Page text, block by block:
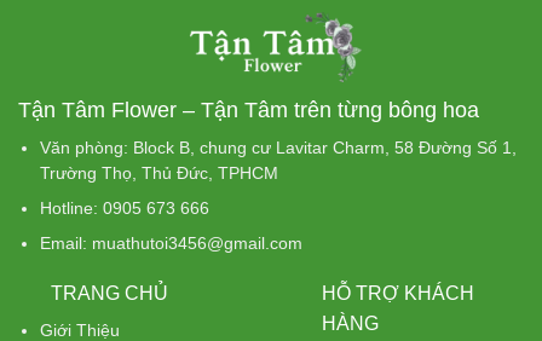
Tận Tâm Flower – Tận Tâm trên từng bông hoa
Văn phòng: Block B, chung cư Lavitar Charm, 58 Đường Số 1,
Trường Thọ, Thủ Đức, TPHCM
Hotline: 0905 673 666
Email: muathutoi3456@gmail.com
TRANG CHỦ
Giới Thiệu
HỖ TRỢ KHÁCH
HÀNG